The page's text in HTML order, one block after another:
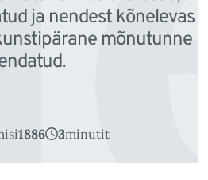
ja nendest kõnelevas
mõnutunne
1886 3minutit